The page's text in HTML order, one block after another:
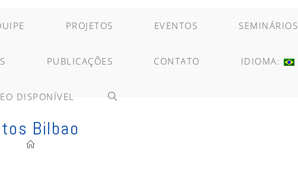
PROJETOS EVENTOS SEMINÁRIOS
PUBLICAÇÕES CONTATO IDIOMA:
DISPONÍVEL ALTERNAR
Bilbao